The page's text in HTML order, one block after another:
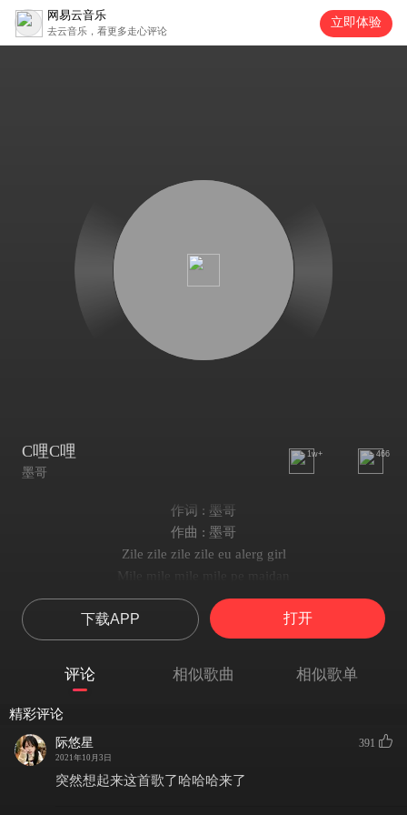
网易云音乐
去云音乐，看更多走心评论
立即体验
C哩C哩
墨哥
1w+ 466
作词 : 墨哥
作曲 : 墨哥
Zile zile zile zile eu alerg girl
Mile mile mile mile pe maidan
Pentru tine tine sa-ti dau un dar dar
Cel mai de pret dar fara nici un ban ban
Ganja iarba sunt inutile-tile
In Jamaica sau in Chile Chile
Eh eh eh eh eh eh
下载APP 打开
评论 相似歌曲 相似歌单
精彩评论
际悠星
2021年10月3日
391
突然想起来这首歌了哈哈哈来了